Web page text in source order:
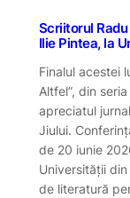
Scriitorul
Ilie Pintea, la
Finalul acestei
Altfel”, din
apreciatul
Jiului.
de 20 iunie
Universității
de literatură